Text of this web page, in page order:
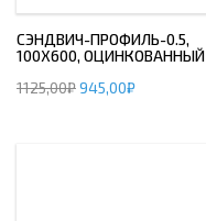
СЭНДВИЧ-ПРОФИЛЬ-0.5,
100Х600, ОЦИНКОВАННЫЙ
1125,00₽945,00₽